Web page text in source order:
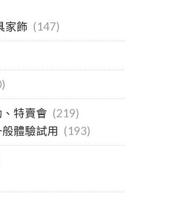
家飾 (147)
特賣會 (219)
體驗試用 (193)